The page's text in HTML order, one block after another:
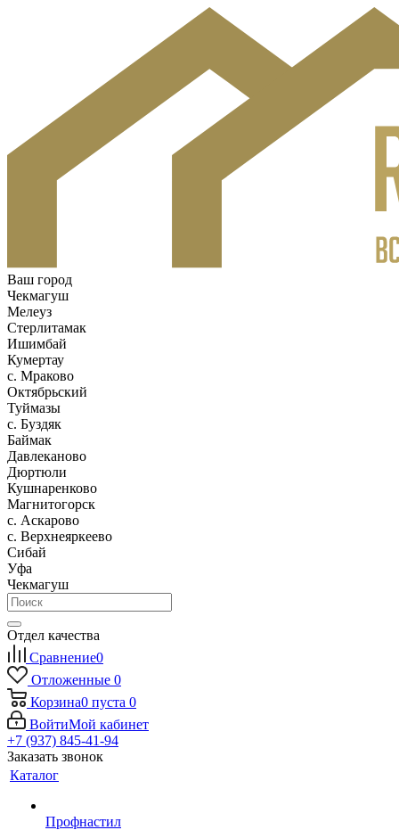
Ваш город
Чекмагуш
Мелеуз
Стерлитамак
Ишимбай
Кумертау
c. Мраково
Октябрьский
Туймазы
c. Буздяк
Баймак
Давлеканово
Дюртюли
Кушнаренково
Магнитогорск
с. Аскарово
с. Верхнеяркеево
Сибай
Уфа
Чекмагуш
Отдел качества
Сравнение0
Отложенные 0
Корзина0 пуста 0
ВойтиМой кабинет
+7 (937) 845-41-94
Заказать звонок
Каталог
Профнастил